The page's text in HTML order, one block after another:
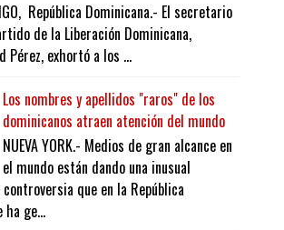
República Dominicana.- El secretario
de la Liberación Dominicana,
Pérez, exhortó a los ...
Los nombres y apellidos "raros" de los
dominicanos atraen atención del mundo
NUEVA YORK.- Medios de gran alcance en
el mundo están dando una inusual
que en la República
ha ge...